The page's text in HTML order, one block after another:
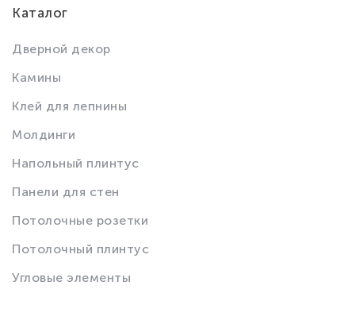
Каталог
Дверной декор
Камины
Клей для лепнины
Молдинги
Напольный плинтус
Панели для стен
Потолочные розетки
Потолочный плинтус
Угловые элементы